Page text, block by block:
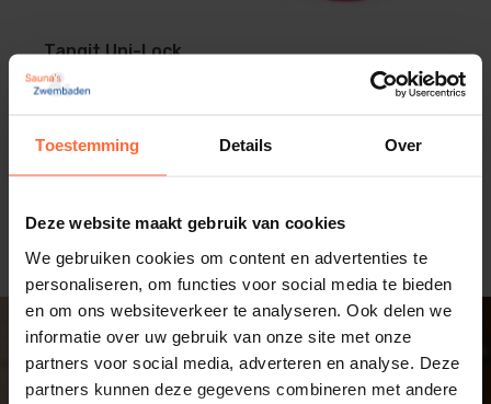
Toestemming Details Over
Deze website maakt gebruik van cookies
We gebruiken cookies om content en advertenties te
personaliseren, om functies voor social media te bieden
en om ons websiteverkeer te analyseren. Ook delen we
informatie over uw gebruik van onze site met onze
partners voor social media, adverteren en analyse. Deze
partners kunnen deze gegevens combineren met andere
Tangit Uni-Lock
24,10 Op voorraad